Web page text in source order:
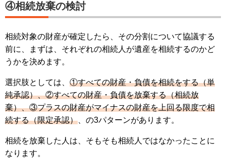
④相続放棄の検討
相続対象の財産が確定したら、その分割について協議する
前に、まずは、それぞれの相続人が遺産を相続するのかど
うかを決めます。
選択肢としては、 ①すべての財産・負債を相続をする（単
純承認）、②すべての財産・負債を放棄する（相続放
棄）、③プラスの財産がマイナスの財産を上回る限度で相
続する（限定承認） 、の3パターンがあります。
相続を放棄した人は、そもそも相続人ではなかったことに
なります。